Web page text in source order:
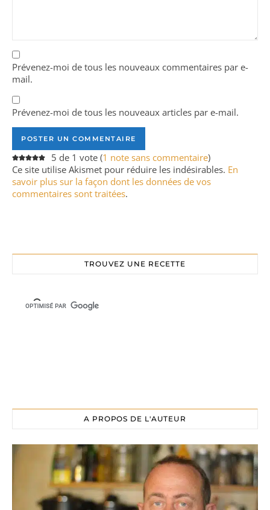
Prévenez-moi de tous les nouveaux commentaires par e-
mail.
Prévenez-moi de tous les nouveaux articles par e-mail.
5 de 1 vote (1 note sans commentaire)
Ce site utilise Akismet pour réduire les indésirables. En
savoir plus sur la façon dont les données de vos
commentaires sont traitées.
TROUVEZ UNE RECETTE
A PROPOS DE L'AUTEUR